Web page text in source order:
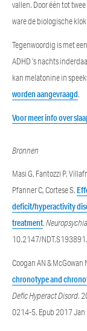
vallen. Door één tot
ware de biologische
Tegenwoordig is met
ADHD ’s nachts
kan melatonine in
worden aangevraagd.
Voor meer info over
Bronnen
Masi G, Fantozzi P,
Pfanner C, Cortese S.
deficit/hyperactivity
treatment.
10.2147/
Coogan AN & McGowan
chronotype and
Defic Hyperact Disord.
0214-5. Epub 2017 Jan